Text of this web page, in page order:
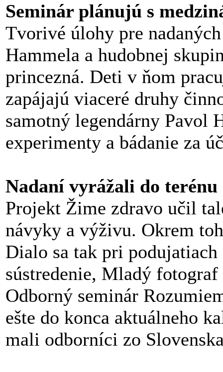
Seminár plánujú s
Tvorivé úlohy pre
Hammela a hudobnej
princezná. Deti v ňom
zapájajú viaceré druhy
samotný legendárny Pavol
experimenty a bádanie za
Nadaní vyrážali do terénu
Projekt Žime zdravo učil
návyky a výživu. Okrem
Dialo sa tak pri
sústredenie, Mladý fotograf
Odborný seminár
ešte do konca aktuálneho
mali odborníci zo